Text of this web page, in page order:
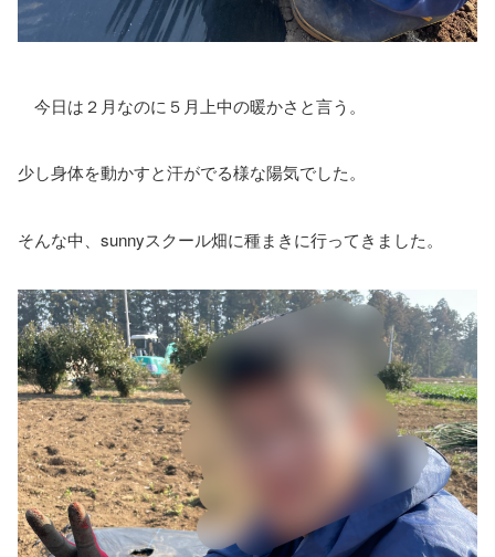
今日は２月なのに５月上中の暖かさと言う。
少し身体を動かすと汗がでる様な陽気でした。
そんな中、sunnyスクール畑に種まきに行ってきました。